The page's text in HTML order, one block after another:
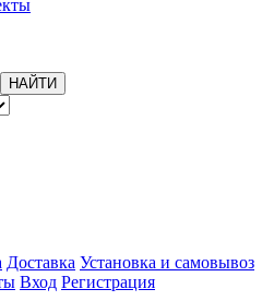
НАЙТИ
Доставка Установка и самовывоз
Вход Регистрация